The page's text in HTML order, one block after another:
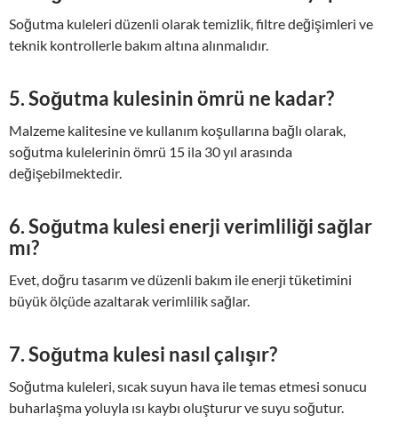
Soğutma kuleleri düzenli olarak temizlik, filtre değişimleri ve
teknik kontrollerle bakım altına alınmalıdır.
5. Soğutma kulesinin ömrü ne kadar?
Malzeme kalitesine ve kullanım koşullarına bağlı olarak,
soğutma kulelerinin ömrü 15 ila 30 yıl arasında
değişebilmektedir.
6. Soğutma kulesi enerji verimliliği sağlar
mı?
Evet, doğru tasarım ve düzenli bakım ile enerji tüketimini
büyük ölçüde azaltarak verimlilik sağlar.
7. Soğutma kulesi nasıl çalışır?
Soğutma kuleleri, sıcak suyun hava ile temas etmesi sonucu
buharlaşma yoluyla ısı kaybı oluşturur ve suyu soğutur.